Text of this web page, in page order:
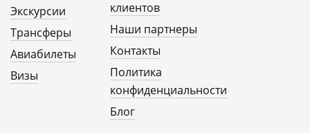
Экскурсии
Трансферы
Авиабилеты
Визы
клиентов
Наши партнеры
Контакты
Политика
конфиденциальности
Блог